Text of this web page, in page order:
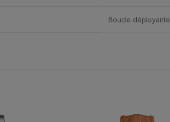
Boucle déployante